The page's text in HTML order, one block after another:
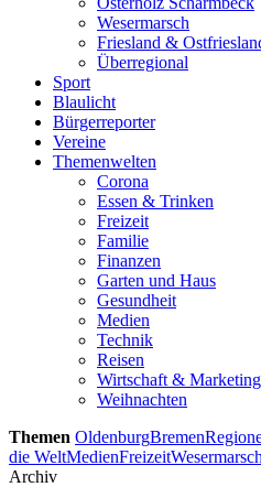
Wesermarsch
Friesland &
Überregional
Sport
Blaulicht
Bürgerreporter
Vereine
Themenwelten
Corona
Essen & Trinken
Freizeit
Familie
Finanzen
Garten und Haus
Gesundheit
Medien
Technik
Reisen
Wirtschaft & Marketing
Weihnachten
Themen OldenburgBremen
die WeltMedienFreizeitWesermarsch
Archiv